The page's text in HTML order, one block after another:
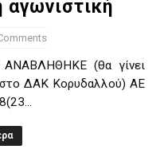
(θα γίνει
στο ΔΑΚ Κορυδαλλού) ΑΕ